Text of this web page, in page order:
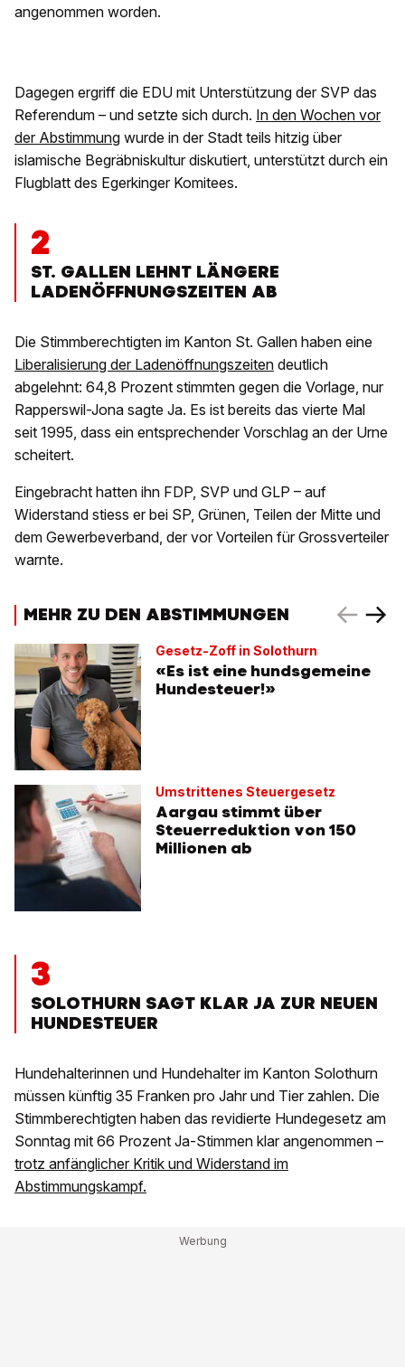
angenommen worden.
Dagegen ergriff die EDU mit Unterstützung der SVP das
Referendum – und setzte sich durch. In den Wochen vor
der Abstimmung wurde in der Stadt teils hitzig über
islamische Begräbniskultur diskutiert, unterstützt durch ein
Flugblatt des Egerkinger Komitees.
2
ST. GALLEN LEHNT LÄNGERE
LADENÖFFNUNGSZEITEN AB
Die Stimmberechtigten im Kanton St. Gallen haben eine
Liberalisierung der Ladenöffnungszeiten deutlich
abgelehnt: 64,8 Prozent stimmten gegen die Vorlage, nur
Rapperswil-Jona sagte Ja. Es ist bereits das vierte Mal
seit 1995, dass ein entsprechender Vorschlag an der Urne
scheitert.
Eingebracht hatten ihn FDP, SVP und GLP – auf
Widerstand stiess er bei SP, Grünen, Teilen der Mitte und
dem Gewerbeverband, der vor Vorteilen für Grossverteiler
warnte.
MEHR ZU DEN ABSTIMMUNGEN
Gesetz-Zoff in Solothurn
«Es ist eine hundsgemeine
Hundesteuer!»
Umstrittenes Steuergesetz
Aargau stimmt über
Steuerreduktion von 150
Millionen ab
3
SOLOTHURN SAGT KLAR JA ZUR NEUEN
HUNDESTEUER
Hundehalterinnen und Hundehalter im Kanton Solothurn
müssen künftig 35 Franken pro Jahr und Tier zahlen. Die
Stimmberechtigten haben das revidierte Hundegesetz am
Sonntag mit 66 Prozent Ja-Stimmen klar angenommen –
trotz anfänglicher Kritik und Widerstand im
Abstimmungskampf.